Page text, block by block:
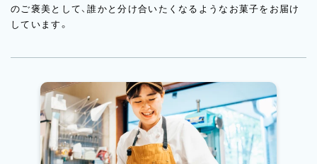
のご褒美として、誰かと分け合いたくなるようなお菓子をお届け
しています。